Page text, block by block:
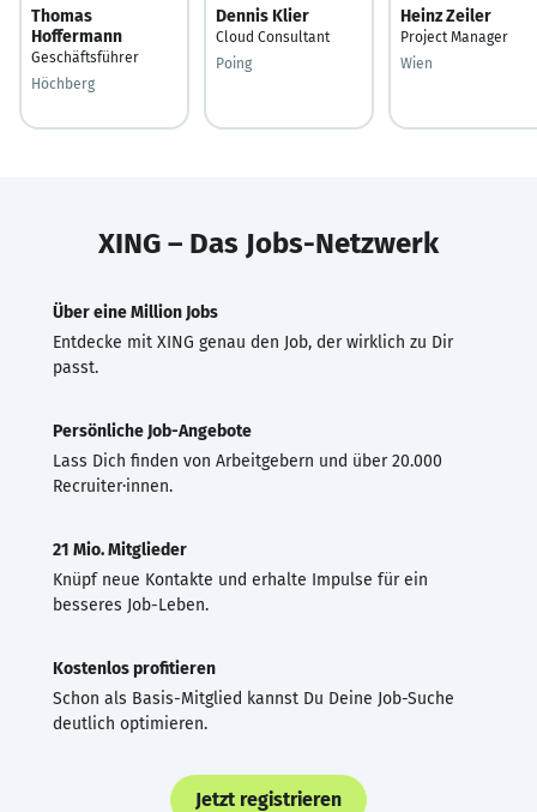
Thomas
Hoffermann
Geschäftsführer
Höchberg
Dennis Klier
Cloud Consultant
Poing
Heinz Zeiler
Project Manager
Wien
XING – Das Jobs-Netzwerk
Über eine Million Jobs
Entdecke mit XING genau den Job, der wirklich zu Dir
passt.
Persönliche Job-Angebote
Lass Dich finden von Arbeitgebern und über 20.000
Recruiter·innen.
21 Mio. Mitglieder
Knüpf neue Kontakte und erhalte Impulse für ein
besseres Job-Leben.
Kostenlos profitieren
Schon als Basis-Mitglied kannst Du Deine Job-Suche
deutlich optimieren.
Jetzt registrieren